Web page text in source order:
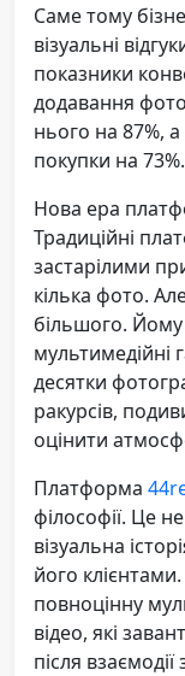
Саме тому
візуальні
показники
додавання фото
нього на 87%, а
покупки на 73%.
Нова ера
Традиційні
застарілими
кілька фото.
більшого. Йому
мультимедійні
десятки
ракурсів,
оцінити
Платформа
філософії. Це
візуальна
його
повноцінну
відео, які
після